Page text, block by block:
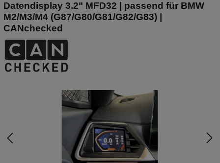
Datendisplay 3.2" MFD32 | passend für BMW
M2/M3/M4 (G87/G80/G81/G82/G83) |
CANchecked